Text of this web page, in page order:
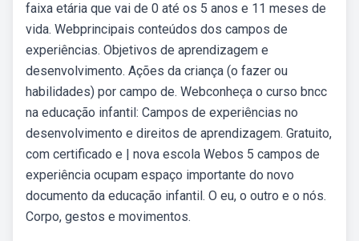
faixa etária que vai de 0 até os 5 anos e 11 meses de
vida. Webprincipais conteúdos dos campos de
experiências. Objetivos de aprendizagem e
desenvolvimento. Ações da criança (o fazer ou
habilidades) por campo de. Webconheça o curso bncc
na educação infantil: Campos de experiências no
desenvolvimento e direitos de aprendizagem. Gratuito,
com certificado e | nova escola Webos 5 campos de
experiência ocupam espaço importante do novo
documento da educação infantil. O eu, o outro e o nós.
Corpo, gestos e movimentos.